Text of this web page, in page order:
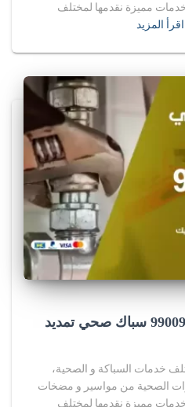
مميزة نقدمها لمختلف
اقرأ المزيد
فني صحي العبدلي 99009522 سباك صحي تمديد
خدمات السباكة و الصحية،
الصحية من مواسير و مضخات
مميزة نقدمها لمختلف